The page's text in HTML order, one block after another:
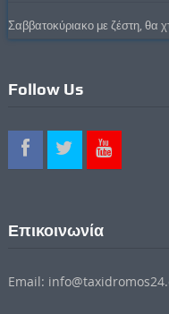
Σαββατοκύριακο με ζέστη, θα
Follow Us
Επικοινωνία
Email: